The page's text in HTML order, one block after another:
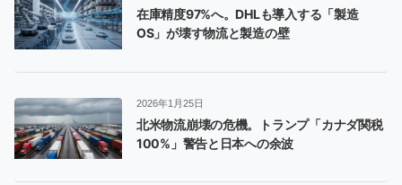
在庫精度97%へ。DHLも導入する「製造
OS」が壊す物流と製造の壁
2026年1月25日
北米物流崩壊の危機。トランプ「カナダ関税
100%」警告と日本への余波